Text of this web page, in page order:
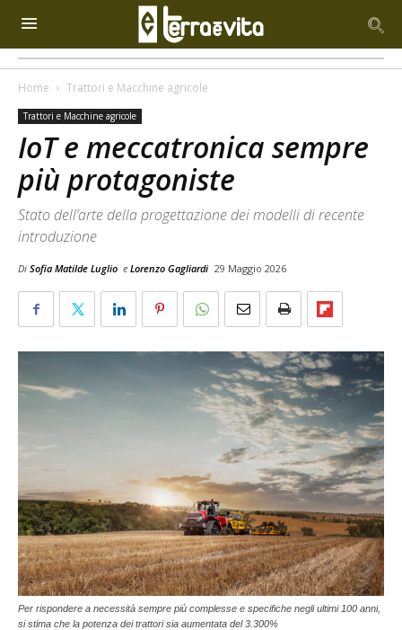
Home Trattori e Macchine agricole
Trattori e Macchine agricole
IoT e meccatronica sempre
più protagoniste
Stato dell’arte della progettazione dei modelli di recente
introduzione
Di Sofia Matilde Luglio e Lorenzo Gagliardi 29 Maggio 2026
Per rispondere a necessità sempre più complesse e specifiche negli ultimi 100 anni,
si stima che la potenza dei trattori sia aumentata del 3.300%